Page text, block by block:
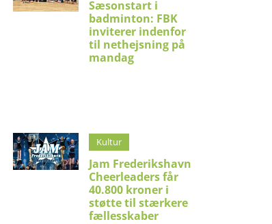
Sæsonstart i
badminton: FBK
inviterer indenfor
til nethejsning på
mandag
Kultur
Jam Frederikshavn
Cheerleaders får
40.800 kroner i
støtte til stærkere
fællesskaber